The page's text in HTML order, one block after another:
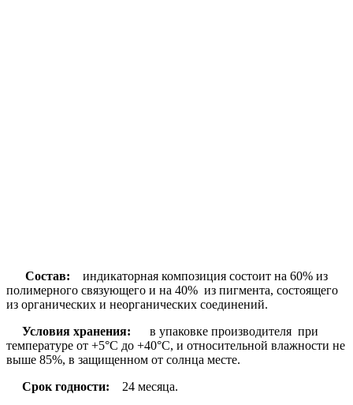
Состав: индикаторная композиция состоит на 60% из
полимерного связующего и на 40% из пигмента, состоящего
из органических и неорганических соединений.
Условия хранения:
в упаковке производителя при
температуре от +5°C до +40°С, и относительной влажности не
выше 85%, в защищенном от солнца месте.
Срок годности: 24 месяца.